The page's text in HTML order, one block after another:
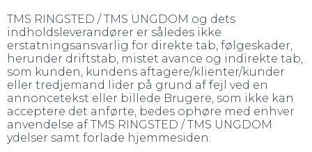
TMS RINGSTED / TMS UNGDOM og dets
indholdsleverandører er således ikke
erstatningsansvarlig for direkte tab, følgeskader,
herunder driftstab, mistet avance og indirekte tab,
som kunden, kundens aftagere/klienter/kunder
eller tredjemand lider på grund af fejl ved en
annoncetekst eller billede Brugere, som ikke kan
acceptere det anførte, bedes ophøre med enhver
anvendelse af TMS RINGSTED / TMS UNGDOM
ydelser samt forlade hjemmesiden.